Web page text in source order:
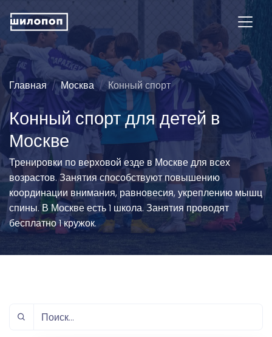
Главная Москва Конный спорт
Конный спорт для детей в
Москве
Тренировки по верховой езде в Москве для всех
возрастов. Занятия способствуют повышению
координации внимания, равновесия, укреплению мышц
спины. В Москве есть 1 школа. Занятия проводят
бесплатно 1 кружок.